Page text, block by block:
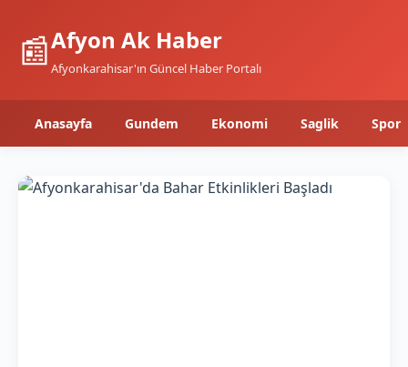
📰Afyon Ak Haber
Afyonkarahisar'ın Güncel Haber Portalı
Anasayfa Gundem Ekonomi Saglik Spor